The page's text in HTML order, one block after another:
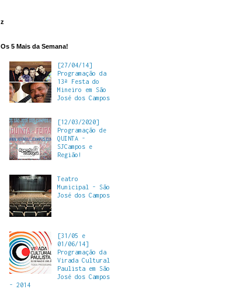
z
Os 5 Mais da Semana!
[27/04/14]
Programação da
13ª Festa do
Mineiro em São
José dos Campos
[12/03/2020]
Programação de
QUINTA -
SJCampos e
Região!
Teatro
Municipal - São
José dos Campos
[31/05 e
01/06/14]
Programação da
Virada Cultural
Paulista em São
José dos Campos
- 2014